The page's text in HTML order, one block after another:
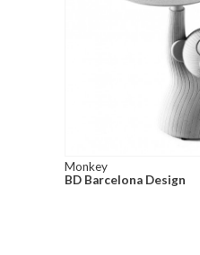
Monkey
BD Barcelona Design